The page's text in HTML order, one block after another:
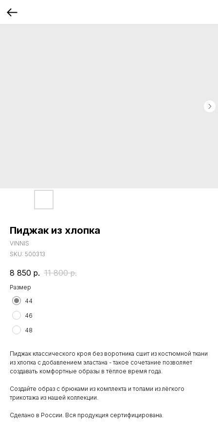
Пиджак из хлопка
VINNIS
SKU: 500313
8 850 р. 11 800 р.
Размер
44
46
48
Пиджак классического кроя без воротника сшит из костюмной ткани
из хлопка с добавлением эластана - такое сочетание позволяет
создавать комфортные образы в тёплое время года.
Создайте образ с брюками из комплекта и топами из лёгкого
трикотажа из нашей коллекции.
Сделано в России. Вся продукция сертифицирована.